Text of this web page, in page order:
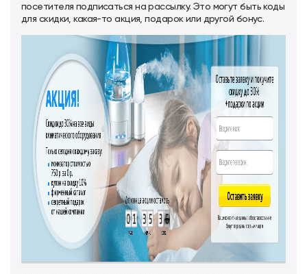
посетителя подписаться на рассылку. Это могут быть коды
для скидки, какая-то акция, подарок или другой бонус.